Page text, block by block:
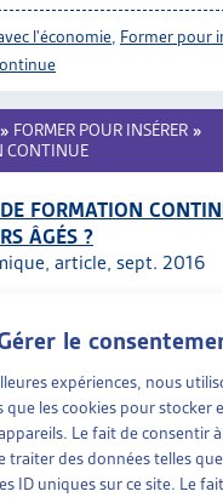
le
expériences, nous
que les cookies pour stocker
Le fait de consentir
traiter des données telles
ID uniques sur ce site. Le
l'économie Former pour
» FORMER POUR INSÉRER »
CONTINUE
FORMATION
ÂGÉS ?
article, sept. 2016
FORMER POUR INSÉRER
FORMATION
ENJEU MAJEUR